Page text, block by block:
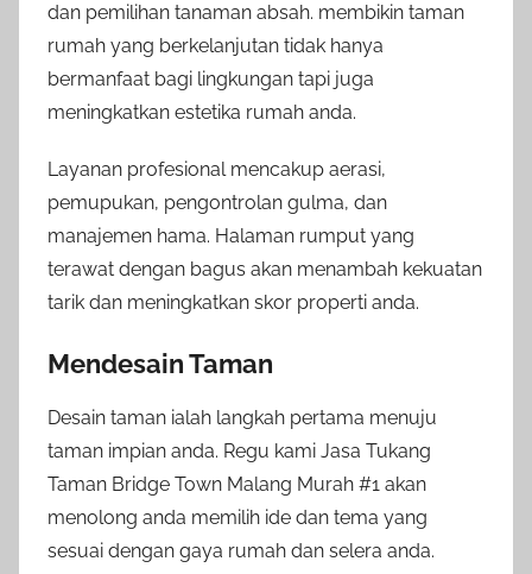
dan pemilihan tanaman absah. membikin taman
rumah yang berkelanjutan tidak hanya
bermanfaat bagi lingkungan tapi juga
meningkatkan estetika rumah anda.
Layanan profesional mencakup aerasi,
pemupukan, pengontrolan gulma, dan
manajemen hama. Halaman rumput yang
terawat dengan bagus akan menambah kekuatan
tarik dan meningkatkan skor properti anda.
Mendesain Taman
Desain taman ialah langkah pertama menuju
taman impian anda. Regu kami Jasa Tukang
Taman Bridge Town Malang Murah #1 akan
menolong anda memilih ide dan tema yang
sesuai dengan gaya rumah dan selera anda.